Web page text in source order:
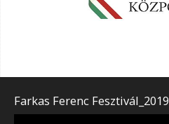
Farkas Ferenc Fesztivál_2019